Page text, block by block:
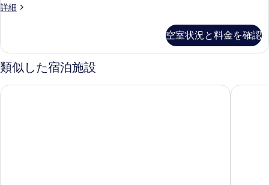
ベ
ド
(複
数
台)
詳細
ス
ベ
ッ
ド
(複
数
空室状況と料金を確認
類似した宿泊施設
ホテル エマウス グラン